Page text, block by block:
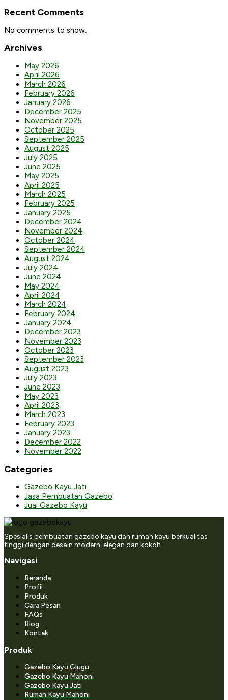
Recent Comments
No comments to show.
Archives
May 2026
April 2026
March 2026
February 2026
January 2026
December 2025
November 2025
October 2025
September 2025
August 2025
July 2025
June 2025
May 2025
April 2025
March 2025
February 2025
January 2025
December 2024
November 2024
October 2024
September 2024
August 2024
July 2024
June 2024
May 2024
April 2024
March 2024
February 2024
January 2024
December 2023
November 2023
October 2023
September 2023
August 2023
July 2023
June 2023
May 2023
April 2023
March 2023
February 2023
January 2023
December 2022
November 2022
Categories
Gazebo Kayu Jati
Jasa Pembuatan Gazebo
Jual Gazebo Kayu
Spesialis pembuatan gazebo kayu dan rumah kayu berkualitas
tinggi dengan desain modern, elegan dan kokoh.
Navigasi
Beranda
Profil
Produk
Cara Pesan
FAQs
Blog
Kontak
Produk
Gazebo Kayu Glugu
Gazebo Kayu Mahoni
Gazebo Kayu Jati
Rumah Kayu Mahoni